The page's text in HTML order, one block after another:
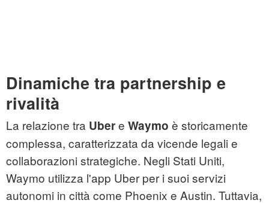
Dinamiche tra partnership e
rivalità
La relazione tra Ubere Waymo è storicamente
complessa, caratterizzata da vicende legali e
collaborazioni strategiche. Negli Stati Uniti,
Waymo utilizza l'app Uber per i suoi servizi
autonomi in città come Phoenix e Austin. Tuttavia,